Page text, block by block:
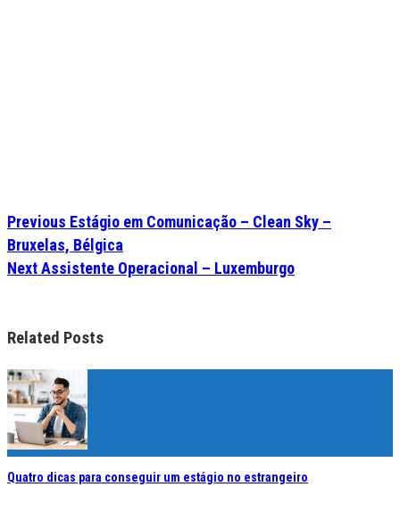
Previous Estágio em Comunicação – Clean Sky –
Bruxelas, Bélgica
NextAssistente Operacional – Luxemburgo
Related Posts
Quatro dicas para conseguir um estágio no estrangeiro